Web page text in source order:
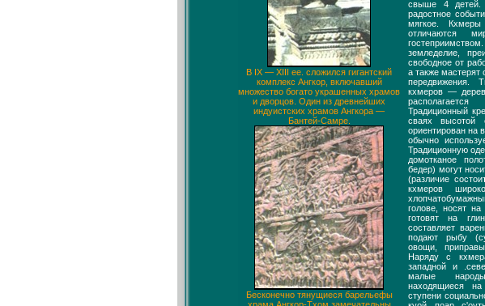
В IX — XIII ее. сложился гигантский
комплекс Ангкор, включавший
множество богато украшенных храмов
и дворцов. Один из древнейших
индуистских храмов Ангкора —
Бантей-Самре.
Бесконечно тянущиеся барельефы
свыше 4 детей.
радостное
мягкое.
отличаются
земледелие,
свободное от
а также мастерят
передвижения.
кхмеров —
Традиционный
сваях
ориентирован на
обычно
Традиционную
домотканое
бедер) могут
(различие
кхмеров
голове, носят
готовят на
составляет
подают рыбу
овощи,
Наряду с
западной и
малые
находящиеся
ступени